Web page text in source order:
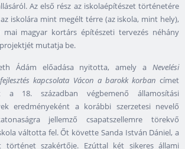
Az első rész az iskolaépítészet történetére
iskolára mint megélt térre (az iskola, mint hely),
magyar kortárs építészeti tervezés néhány
mutatja be.
Ádám előadása nyitotta, amely a Nevelési
kapcsolata Vácon a barokk korban címet
a 18. században végbemenő államosítási
eredményeként a korábbi szerzetesi nevelő
jellemző csapatszellemre törekvő
váltotta fel. Őt követte Sanda István Dániel, a
történet szakértője. Ezúttal két sikeres állami